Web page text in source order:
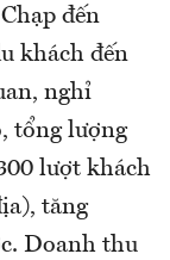
đến
khách đến
nghỉ
tổng lượng
lượt khách
tăng
Doanh thu